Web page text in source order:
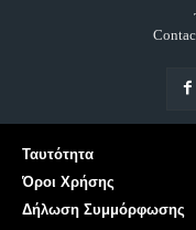
Ταυτότητα
Όροι Χρήσης
Δήλωση Συμμόρφωσης